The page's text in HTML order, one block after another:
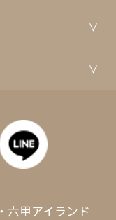
六甲アイランド